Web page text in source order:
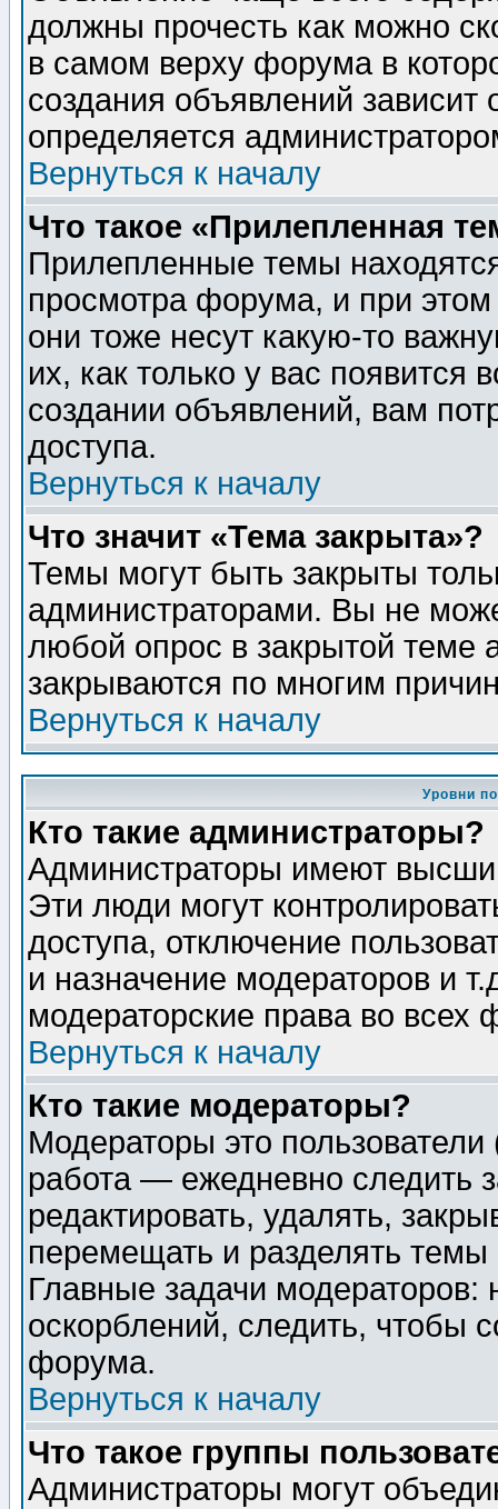
должны прочесть как можно
в самом верху форума в
создания объявлений зависит
определяется
Вернуться к началу
Что такое «Прилепленная
Прилепленные темы
просмотра форума, и при
они тоже несут какую-то
их, как только у вас появится
создании объявлений, вам
доступа.
Вернуться к началу
Что значит «Тема закрыта»?
Темы могут быть закрыты
администраторами. Вы не
любой опрос в закрытой теме
закрываются по многим
Вернуться к началу
Уровни
Кто такие администраторы?
Администраторы имеют
Эти люди могут
доступа, отключение
и назначение модераторов и
модераторские права во всех
Вернуться к началу
Кто такие модераторы?
Модераторы это
работа — ежедневно следить
редактировать, удалять,
перемещать и разделять
Главные задачи
оскорблений, следить, чтобы
форума.
Вернуться к началу
Что такое группы
Администраторы могут